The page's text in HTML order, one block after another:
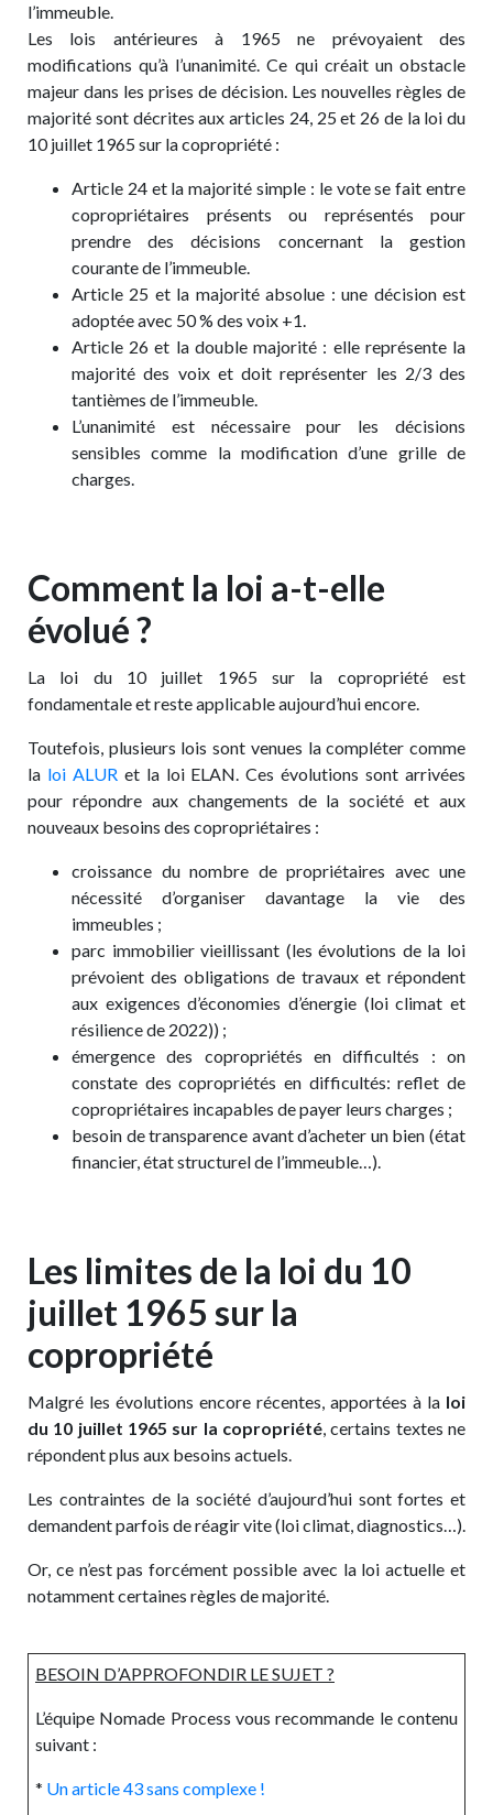
l’immeuble.
Les lois antérieures à 1965 ne prévoyaient des
modifications qu’à l’unanimité. Ce qui créait un obstacle
majeur dans les prises de décision. Les nouvelles règles de
majorité sont décrites aux articles 24, 25 et 26 de la loi du
10 juillet 1965 sur la copropriété :
Article 24 et la majorité simple : le vote se fait entre
copropriétaires présents ou représentés pour
prendre des décisions concernant la gestion
courante de l’immeuble.
Article 25 et la majorité absolue : une décision est
adoptée avec 50 % des voix +1.
Article 26 et la double majorité : elle représente la
majorité des voix et doit représenter les 2/3 des
tantièmes de l’immeuble.
L’unanimité est nécessaire pour les décisions
sensibles comme la modification d’une grille de
charges.
Comment la loi a-t-elle
évolué ?
La loi du 10 juillet 1965 sur la copropriété est
fondamentale et reste applicable aujourd’hui encore.
Toutefois, plusieurs lois sont venues la compléter comme
la loi ALURet la loi ELAN. Ces évolutions sont arrivées
pour répondre aux changements de la société et aux
nouveaux besoins des copropriétaires :
croissance du nombre de propriétaires avec une
nécessité d’organiser davantage la vie des
immeubles ;
parc immobilier vieillissant (les évolutions de la loi
prévoient des obligations de travaux et répondent
aux exigences d’économies d’énergie (loi climat et
résilience de 2022)) ;
émergence des copropriétés en difficultés : on
constate des copropriétés en difficultés: reflet de
copropriétaires incapables de payer leurs charges ;
besoin de transparence avant d’acheter un bien (état
financier, état structurel de l’immeuble…).
Les limites de la loi du 10
juillet 1965 sur la
copropriété
Malgré les évolutions encore récentes, apportées à la loi
du 10 juillet 1965 sur la copropriété, certains textes ne
répondent plus aux besoins actuels.
Les contraintes de la société d’aujourd’hui sont fortes et
demandent parfois de réagir vite (loi climat, diagnostics…).
Or, ce n’est pas forcément possible avec la loi actuelle et
notamment certaines règles de majorité.
BESOIN D’APPROFONDIR LE SUJET ?
L’équipe Nomade Process vous recommande le contenu
suivant :
* Un article 43 sans complexe !